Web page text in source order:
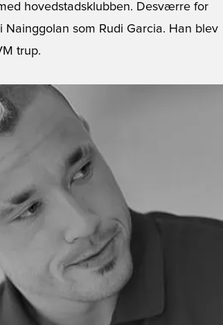
hovedstadsklubben. Desværre for
som Rudi Garcia. Han blev
trup.